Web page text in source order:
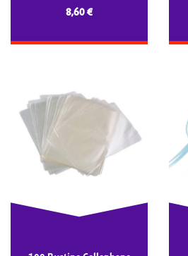
8,60 €